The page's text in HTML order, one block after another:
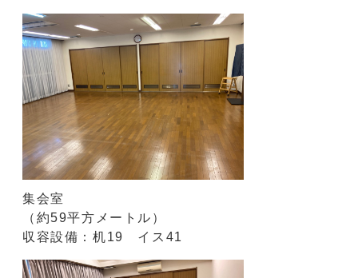
集会室
（約59平方メートル）
収容設備：机19 イス41